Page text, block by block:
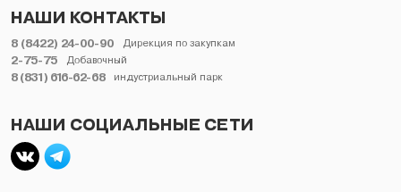
НАШИ КОНТАКТЫ
8 (8422) 24-00-90 Дирекция по закупкам
2-75-75 Добавочный
8 (831) 616-62-68 индустриальный парк
НАШИ СОЦИАЛЬНЫЕ СЕТИ